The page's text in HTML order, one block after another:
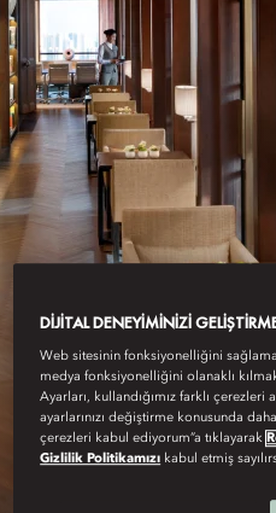
GUANGZHOU
ORIENTAL
DIJITAL DENEYIMINIZI
Web sitesinin fonksiyonelliğini
medya fonksiyonelliğini olanaklı
Ayarları, kullandığımız farklı çerezleri
ayarlarınızı değiştirme konusunda
çerezleri kabul ediyorum”a tıklayarak
Gizlilik Politikamızı kabul etmiş